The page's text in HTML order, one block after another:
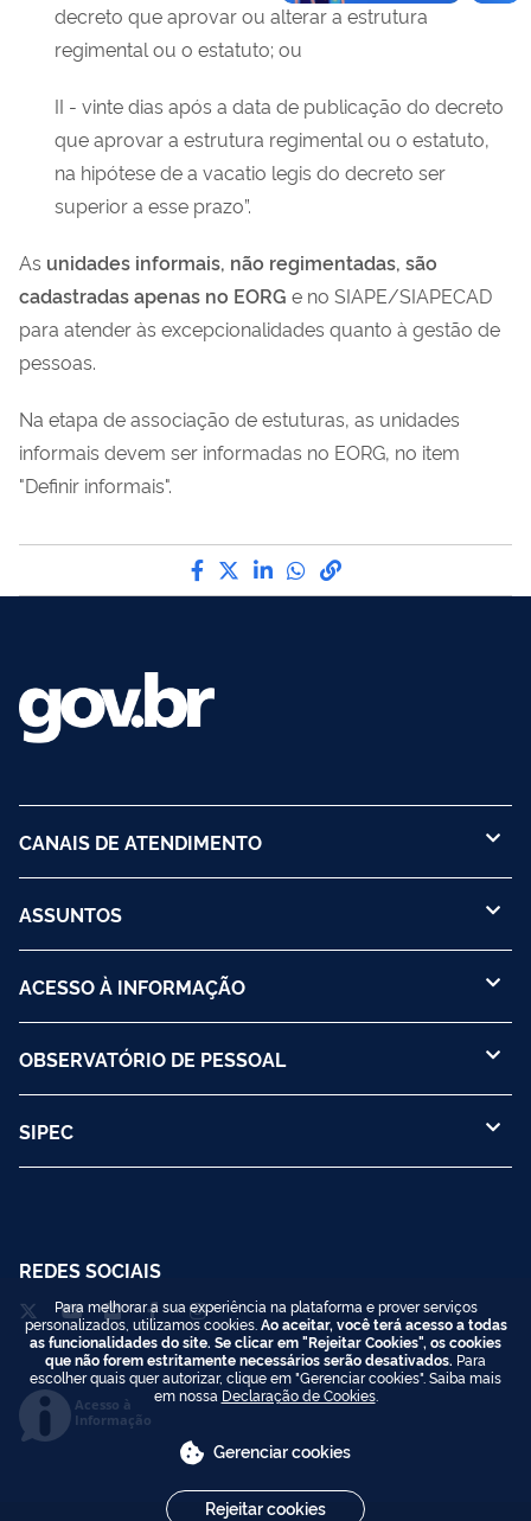
decreto que aprovar ou alterar a estrutura
regimental ou o estatuto; ou
II - vinte dias após a data de publicação do decreto
que aprovar a estrutura regimental ou o estatuto,
na hipótese de a vacatio legis do decreto ser
superior a esse prazo”.
As unidades informais, não regimentadas, são
cadastradas apenas no EORG e no SIAPE/SIAPECAD
para atender às excepcionalidades quanto à gestão de
pessoas.
Na etapa de associação de estuturas, as unidades
informais devem ser informadas no EORG, no item
"Definir informais".
Compartilhe por Facebook
Compartilhe por Twitter
Compartilhe por
Compartilhe por
link para Copiar
CANAIS DE ATENDIMENTO
ASSUNTOS
ACESSO À INFORMAÇÃO
OBSERVATÓRIO DE PESSOAL
SIPEC
REDES SOCIAIS
Acesso à
Informação
Para melhorar a sua experiência na plataforma e prover serviços
personalizados, utilizamos cookies. Ao aceitar, você terá acesso a todas
as funcionalidades do site. Se clicar em "Rejeitar Cookies", os cookies
que não forem estritamente necessários serão desativados. Para
escolher quais quer autorizar, clique em "Gerenciar cookies". Saiba mais
em nossa Declaração de Cookies.
Gerenciar cookies
Rejeitar cookies